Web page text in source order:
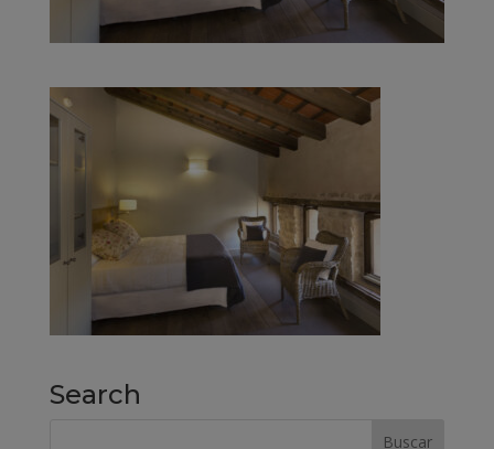
Search